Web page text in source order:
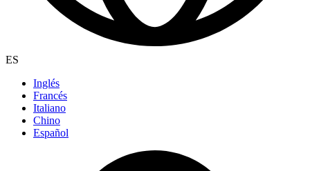
ES
Inglés
Francés
Italiano
Chino
Español